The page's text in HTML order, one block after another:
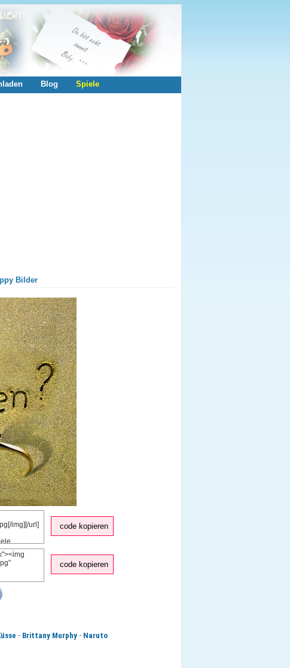
Blog Spiele
Bilder
code kopieren
code kopieren
- Brittany Murphy - Naruto